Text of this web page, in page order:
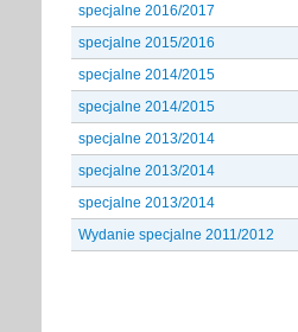
specjalne 2016/2017
specjalne 2015/2016
specjalne 2014/2015
specjalne 2014/2015
specjalne 2013/2014
specjalne 2013/2014
specjalne 2013/2014
Wydanie specjalne 2011/2012